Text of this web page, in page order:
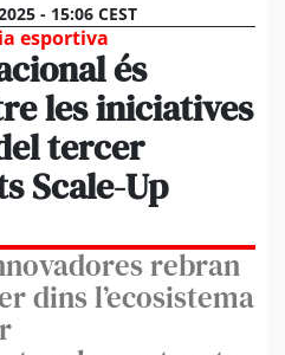
- 15:06 CEST
esportiva
és
les iniciatives
tercer
Scale-Up
rebran
dins l’ecosistema